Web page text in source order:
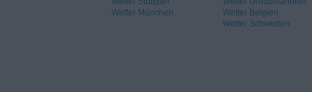
Wetter München
Wetter Belgien
Wetter Schweden